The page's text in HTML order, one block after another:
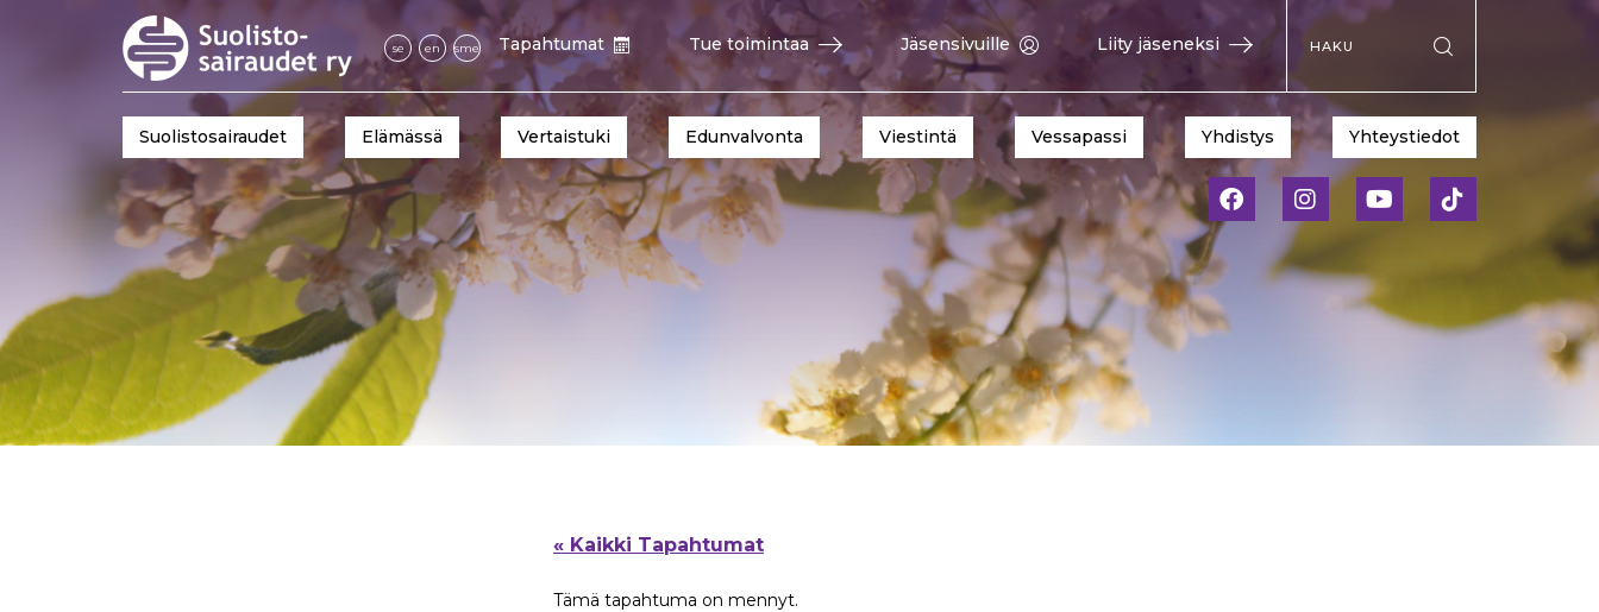
se en sme Tapahtumat Tue toimintaa Jäsensivuille Liity jäseneksi
Hae sivustolta
Suolistosairaudet Elämässä Vertaistuki Edunvalvonta Viestintä Vessapassi Yhdistys Yhteystiedot
« Kaikki Tapahtumat
Tämä tapahtuma on mennyt.